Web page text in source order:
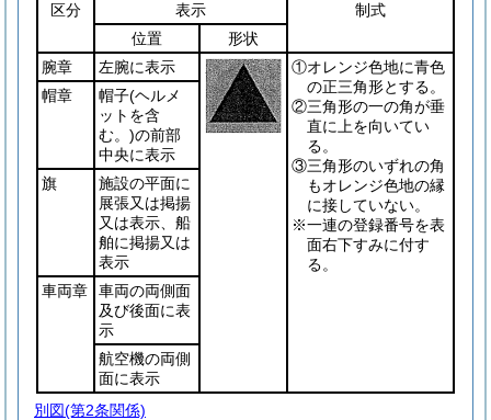
区分 表示
制式
位置
形状
腕章
左腕に表示
①オレンジ色地に青色
の正三角形とする。
②三角形の一の角が垂
直に上を向いてい
る。
③三角形のいずれの角
もオレンジ色地の縁
に接していない。
※一連の登録番号を表
面右下すみに付す
る。
帽章 帽子(ヘルメ
ットを含
む。)の前部
中央に表示
旗
施設の平面に
展張又は掲揚
又は表示、船
舶に掲揚又は
表示
車両章
車両の両側面
及び後面に表
示
航空機の両側
面に表示
別図(第2条関係)